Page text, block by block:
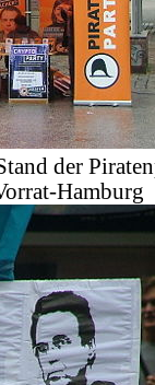
der
Hamburg